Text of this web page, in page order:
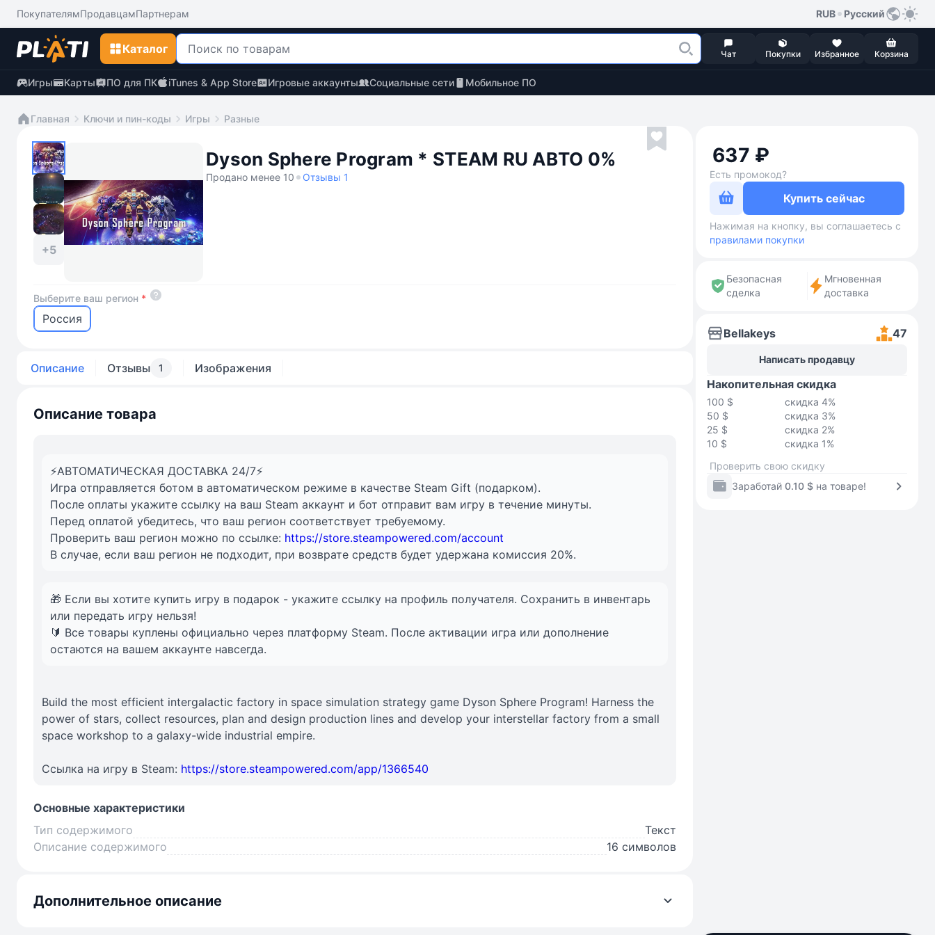
ПокупателямПродавцамПартнерам RUB Русский
Каталог Чат Покупки Избранное Корзина
Игры Карты ПО для ПК iTunes & App Store Игровые аккаунты Социальные сети Мобильное ПО
Главная Ключи и пин-коды Игры Разные
+5
Dyson Sphere Program * STEAM RU АВТО 0%
Продано менее 10 Отзывы 1
Выберите ваш регион *
Россия
Описание Отзывы 1 Изображения
Описание товара
⚡АВТОМАТИЧЕСКАЯ ДОСТАВКА 24/7⚡
Игра отправляется ботом в автоматическом режиме в качестве Steam Gift (подарком).
После оплаты укажите ссылку на ваш Steam аккаунт и бот отправит вам игру в течение минуты.
Перед оплатой убедитесь, что ваш регион соответствует требуемому.
Проверить ваш регион можно по ссылке: https://store.steampowered.com/account
В случае, если ваш регион не подходит, при возврате средств будет удержана комиссия 20%.
🎁 Если вы хотите купить игру в подарок - укажите ссылку на профиль получателя. Сохранить в инвентарь
или передать игру нельзя!
🔰 Все товары куплены официально через платформу Steam. После активации игра или дополнение
остаются на вашем аккаунте навсегда.
Build the most efficient intergalactic factory in space simulation strategy game Dyson Sphere Program! Harness the
power of stars, collect resources, plan and design production lines and develop your interstellar factory from a small
space workshop to a galaxy-wide industrial empire.
Ссылка на игру в Steam: https://store.steampowered.com/app/1366540
Основные характеристики
Тип содержимого
Текст
Описание содержимого
16 символов
Дополнительное описание
637 ₽
Есть промокод?
Купить сейчас
Нажимая на кнопку, вы соглашаетесь с
правилами покупки
Безопасная
сделка
Мгновенная
доставка
Bellakeys 47
Написать продавцу
Накопительная скидка
100 $
скидка 4%
50 $
скидка 3%
25 $
скидка 2%
10 $
скидка 1%
Проверить свою скидку
Заработай 0.10 $ на товаре!